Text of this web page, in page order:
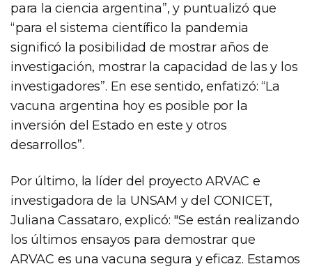
para la ciencia argentina”, y puntualizó que
“para el sistema científico la pandemia
significó la posibilidad de mostrar años de
investigación, mostrar la capacidad de las y los
investigadores”. En ese sentido, enfatizó: “La
vacuna argentina hoy es posible por la
inversión del Estado en este y otros
desarrollos”.
Por último, la líder del proyecto ARVAC e
investigadora de la UNSAM y del CONICET,
Juliana Cassataro, explicó: "Se están realizando
los últimos ensayos para demostrar que
ARVAC es una vacuna segura y eficaz. Estamos